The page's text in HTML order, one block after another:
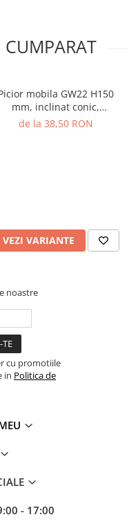
mobila GW22 H150
mm, inclinat conic,
D25, stejar natur lacuit
de la 38,50 RON
VEZI VARIANTE
noastre
cu promotiile
in Politica de
- 17:00